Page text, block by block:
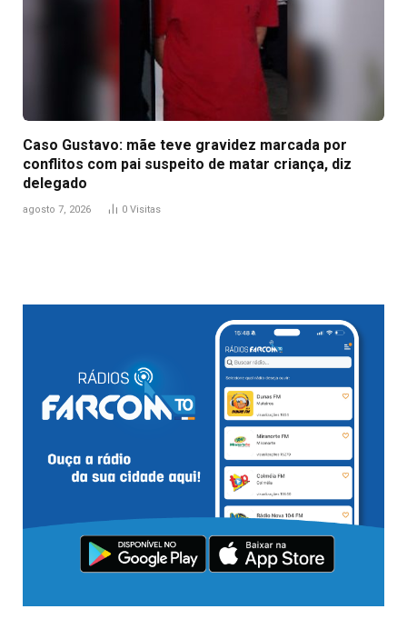
Caso Gustavo: mãe teve gravidez marcada por
conflitos com pai suspeito de matar criança, diz
delegado
agosto 7, 2026 0 Visitas